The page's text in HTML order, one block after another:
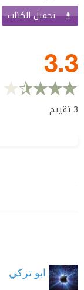
تحميل الكتاب
3.3
3تقييم
ابو تركي